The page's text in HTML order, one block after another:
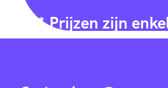
* Prijzen zijn